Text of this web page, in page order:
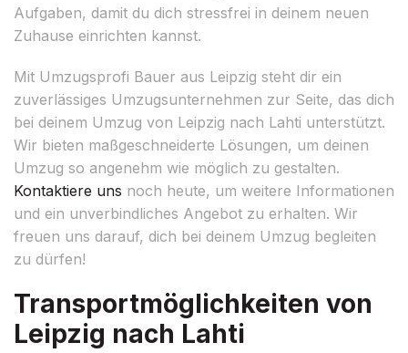
Aufgaben, damit du dich stressfrei in deinem neuen
Zuhause einrichten kannst.
Mit Umzugsprofi Bauer aus Leipzig steht dir ein
zuverlässiges Umzugsunternehmen zur Seite, das dich
bei deinem Umzug von Leipzig nach Lahti unterstützt.
Wir bieten maßgeschneiderte Lösungen, um deinen
Umzug so angenehm wie möglich zu gestalten.
Kontaktiere uns noch heute, um weitere Informationen
und ein unverbindliches Angebot zu erhalten. Wir
freuen uns darauf, dich bei deinem Umzug begleiten
zu dürfen!
Transportmöglichkeiten von
Leipzig nach Lahti